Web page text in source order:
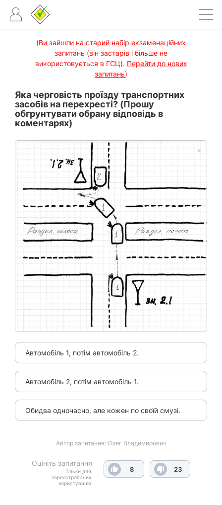
(Ви зайшли на старий набір екзаменаційних
запитань (він застарів і більше не
використовується в ГСЦ). Перейти до нових
запитань)
Яка черговість проїзду транспортних
засобів на перехресті? (Прошу
обгрунтувати обрану відповідь в
коментарях)
Автомобіль 1, потім автомобіль 2.
Автомобіль 2, потім автомобіль 1.
Обидва одночасно, але кожен по своїй смузі.
Автор запитання: Олег Владимирович
Оцініть запитання
Тільки для
зареєстрованих
користувачів
8 23